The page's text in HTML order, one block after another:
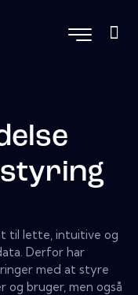
til lette, intuitive og
Derfor har
med at styre
bruger, men også